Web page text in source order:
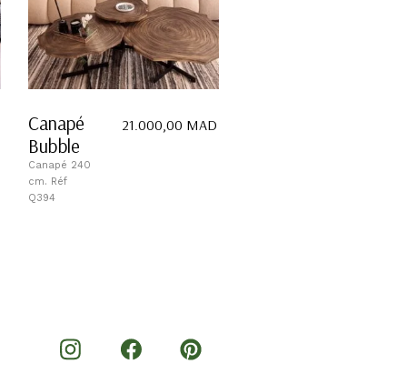
Canapé
Bubble
Canapé 240
cm. Réf
Q394
21.000,00 MAD